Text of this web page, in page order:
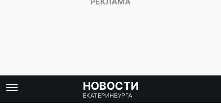
НОВОСТИ
ЕКАТЕРИНБУРГА